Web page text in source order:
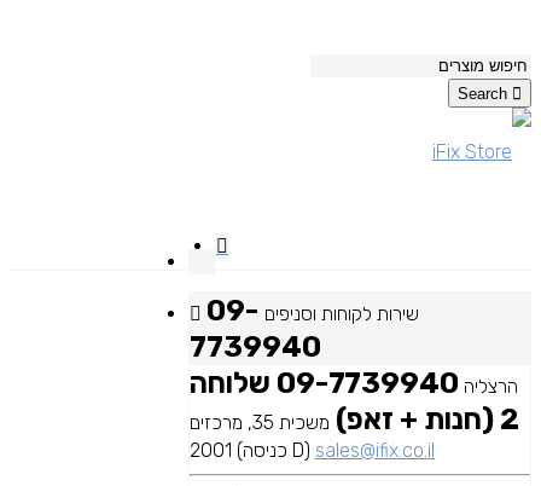
Search
שירות לקוחות וסניפים 09-
7739940
הרצליה
09-7739940 שלוחה
2 (חנות + זאפ)
משכית 35, מרכזים
2001 (כניסה D) sales@ifix.co.il